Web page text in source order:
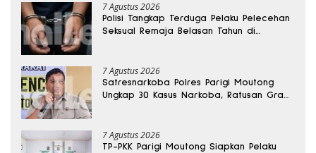
7 Agustus 2026
Polisi Tangkap Terduga Pelaku Pelecehan
Seksual Remaja Belasan Tahun di
7 Agustus 2026
Satresnarkoba Polres Parigi Moutong
Ungkap 30 Kasus Narkoba, Ratusan Gram
7 Agustus 2026
TP-PKK Parigi Moutong Siapkan Pelaku